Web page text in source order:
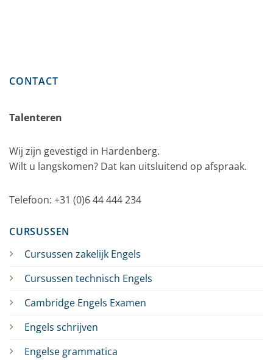
CONTACT
Talenteren
Wij zijn gevestigd in Hardenberg.
Wilt u langskomen? Dat kan uitsluitend op afspraak.
Telefoon: +31 (0)6 44 444 234
CURSUSSEN
Cursussen zakelijk Engels
Cursussen technisch Engels
Cambridge Engels Examen
Engels schrijven
Engelse grammatica